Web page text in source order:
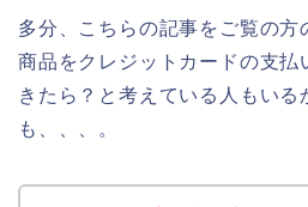
多分、こちらの記事をご覧の方
商品をクレジットカードの支払
きたら？と考えている人もいる
も、、、。